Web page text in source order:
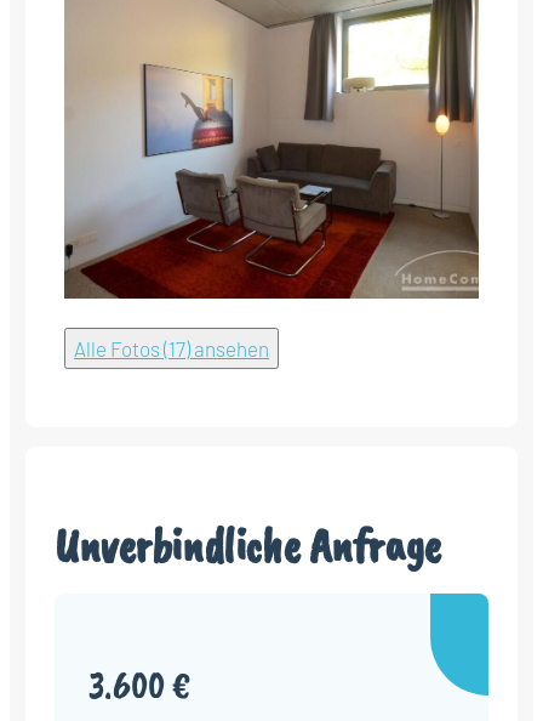
Alle Fotos (17) ansehen
Unverbindliche Anfrage
3.600 €